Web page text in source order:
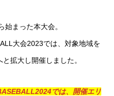
まった本大会。
大会2023では、対象地域を
拡大し開催しました。
では、開催エリ